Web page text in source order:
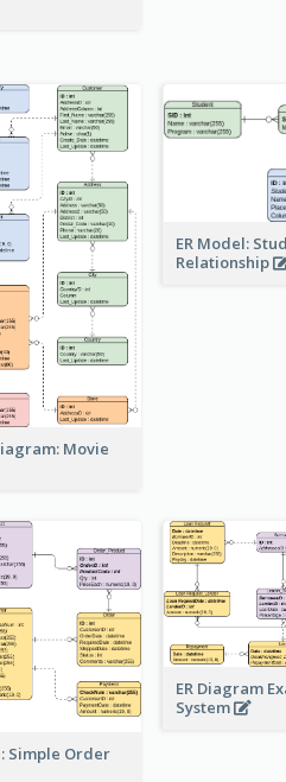
Movie
ER Model:
Relationship
Simple Order
ER Diagram
System